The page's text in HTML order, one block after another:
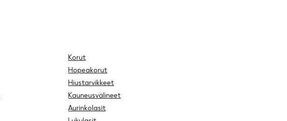
Korut
Hopeakorut
Hiustarvikkeet
Kauneusvälineet
Aurinkolasit